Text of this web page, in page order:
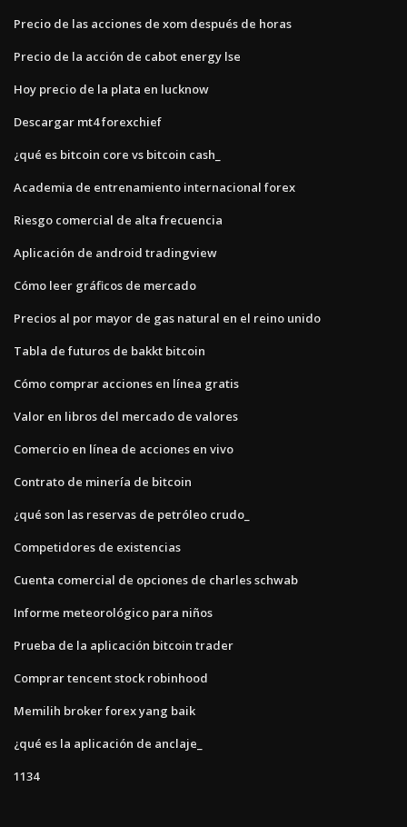
Precio de las acciones de xom después de horas
Precio de la acción de cabot energy lse
Hoy precio de la plata en lucknow
Descargar mt4 forexchief
¿qué es bitcoin core vs bitcoin cash_
Academia de entrenamiento internacional forex
Riesgo comercial de alta frecuencia
Aplicación de android tradingview
Cómo leer gráficos de mercado
Precios al por mayor de gas natural en el reino unido
Tabla de futuros de bakkt bitcoin
Cómo comprar acciones en línea gratis
Valor en libros del mercado de valores
Comercio en línea de acciones en vivo
Contrato de minería de bitcoin
¿qué son las reservas de petróleo crudo_
Competidores de existencias
Cuenta comercial de opciones de charles schwab
Informe meteorológico para niños
Prueba de la aplicación bitcoin trader
Comprar tencent stock robinhood
Memilih broker forex yang baik
¿qué es la aplicación de anclaje_
1134